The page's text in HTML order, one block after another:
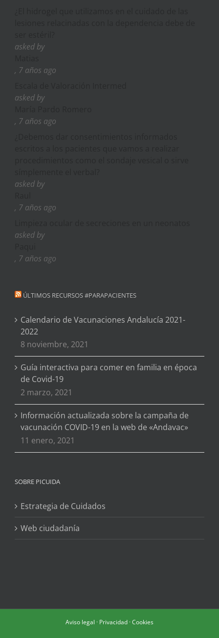
asked by
, 7 años ago
asked by
, 7 años ago
asked by
, 7 años ago
asked by
, 7 años ago
ÚLTIMOS RECURSOS #PARAPACIENTES
Calendario de Vacunaciones Andalucía 2021-
2022
8 noviembre, 2021
Guía interactiva para comer en familia en época
de Covid-19
2 marzo, 2021
Información actualizada sobre la campaña de
vacunación COVID-19 en la web de «Andavac»
11 enero, 2021
SOBRE PICUIDA
Estrategia de Cuidados
Web ciudadanía
Aviso legal · Privacidad ·Cookies